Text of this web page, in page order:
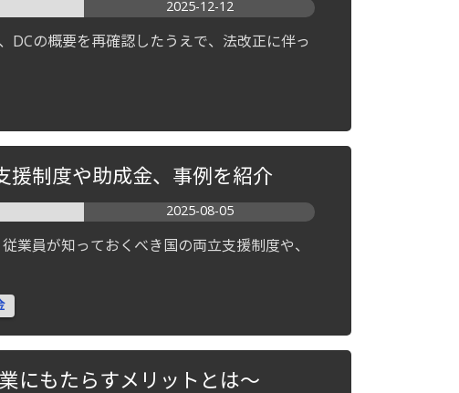
2025-12-12
DCの概要を再確認したうえで、法改正に伴っ
援制度や助成金、事例を紹介
2025-08-05
業員が知っておくべき国の両立支援制度や、
にもたらすメリットとは～